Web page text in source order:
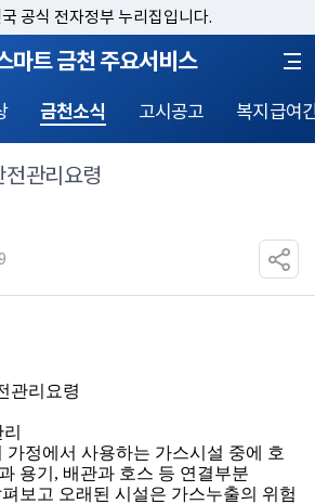
공식 전자정부 누리집입니다.
마트 금천 주요서비스
금천소식 고시공고 복지급여
관리요령
관리요령
가정에서 사용하는 가스시설 중에 호
용기, 배관과 호스 등 연결부분
펴보고 오래된 시설은 가스누출의 위험